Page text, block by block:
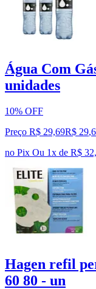
Água Com
unidades
10% OFF
Preço R$ 29,69R$ 29,
no Pix Ou 1x de R$
Hagen refil
60 80 - un